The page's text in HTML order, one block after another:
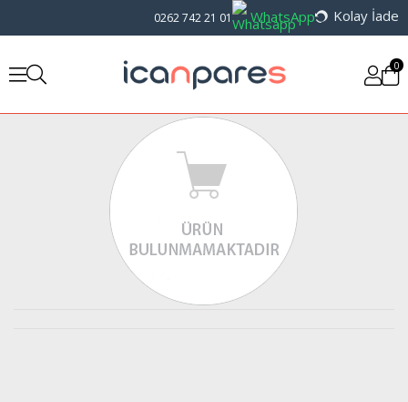
0262 742 21 01 WhatsApp Kolay İade
0